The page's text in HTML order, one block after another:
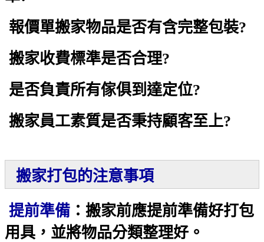
報價單搬家物品是否有含完整包裝?
搬家收費標準是否合理?
是否負責所有傢俱到達定位?
搬家員工素質是否秉持顧客至上?
搬家打包的注意事項
提前準備 ：搬家前應提前準備好打包
用具，並將物品分類整理好。